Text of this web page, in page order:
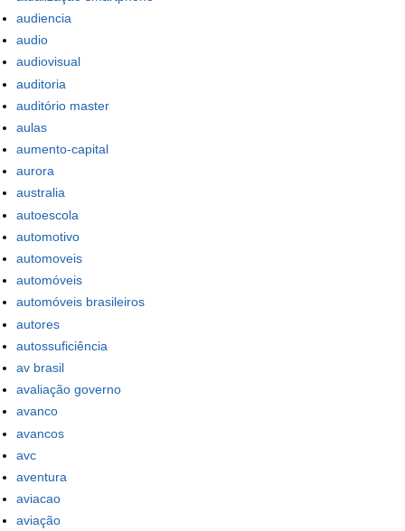
audiencia
audio
audiovisual
auditoria
auditório master
aulas
aumento-capital
aurora
australia
autoescola
automotivo
automoveis
automóveis
automóveis brasileiros
autores
autossuficiência
av brasil
avaliação governo
avanco
avancos
avc
aventura
aviacao
aviação